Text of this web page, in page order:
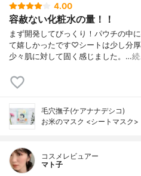
4.00
容赦ない化粧水の量！！
まず開発してびっくり！パウチの中
て嬉しかったです♡シートは少し分
少々肌に対して固く感じました。…
毛穴撫子(ケアナナデシコ)
お米のマスク <シートマスク>
コスメレビュアー
マト子